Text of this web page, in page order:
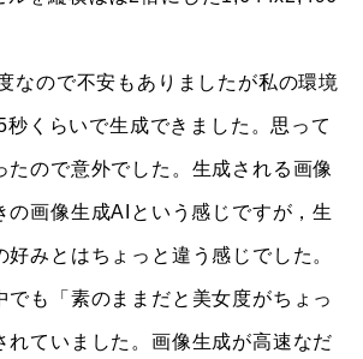
なので不安もありましたが私の環境
くらいで生成できました。思って
たので意外でした。生成される画像
の画像生成AIという感じですが，生
好みとはちょっと違う感じでした。
でも「素のままだと美女度がちょっ
れていました。画像生成が高速なだ